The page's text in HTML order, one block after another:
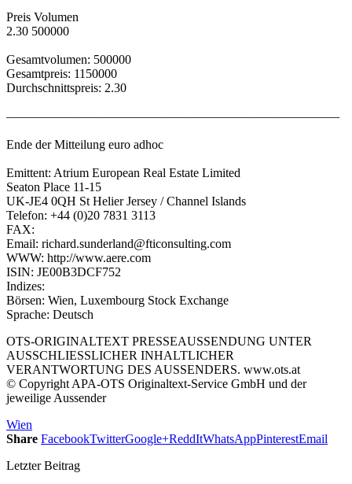
Preis Volumen
2.30 500000
Gesamtvolumen: 500000
Gesamtpreis: 1150000
Durchschnittspreis: 2.30
——————————————————————————–
Ende der Mitteilung euro adhoc
Emittent: Atrium European Real Estate Limited
Seaton Place 11-15
UK-JE4 0QH St Helier Jersey / Channel Islands
Telefon: +44 (0)20 7831 3113
FAX:
Email: richard.sunderland@fticonsulting.com
WWW: http://www.aere.com
ISIN: JE00B3DCF752
Indizes:
Börsen: Wien, Luxembourg Stock Exchange
Sprache: Deutsch
OTS-ORIGINALTEXT PRESSEAUSSENDUNG UNTER
AUSSCHLIESSLICHER INHALTLICHER
VERANTWORTUNG DES AUSSENDERS. www.ots.at
© Copyright APA-OTS Originaltext-Service GmbH und der
jeweilige Aussender
Wien
Share FacebookTwitterGoogle+ReddItWhatsAppPinterestEmail
Letzter Beitrag